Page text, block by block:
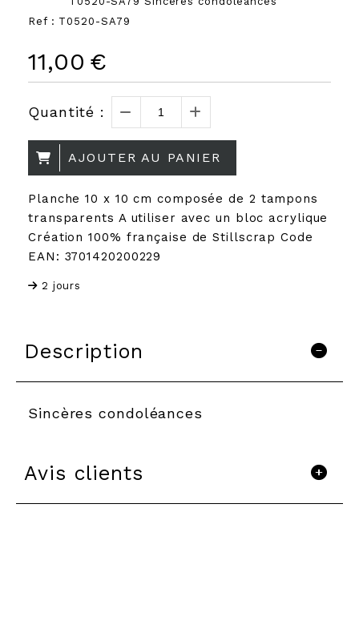
Ref : T0520-SA79
11,00 €
Quantité :
AJOUTER AU PANIER
Planche 10 x 10 cm composée de 2 tampons
transparents A utiliser avec un bloc acrylique
Création 100% française de Stillscrap Code
EAN: 3701420200229
2 jours
Description
Sincères condoléances
Avis clients